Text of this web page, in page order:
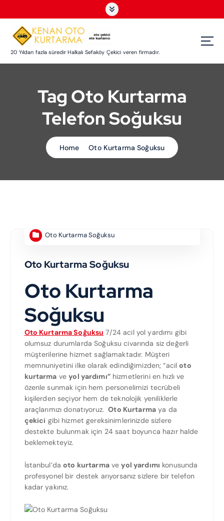
20 Yıldan fazla süredir Halkalı Sefaköy Çekici veren firmadır.
Tag Oto Kurtarma
Telefon Soğuksu
Home Oto Kurtarma Soğuksu
Oto Kurtarma Soğuksu
Oto Kurtarma Soğuksu
Oto Kurtarma
Soğuksu
Oto Kurtarma Soğuksu 7/24 acil yol yardımı gibi
olumsuz durumlarda Soğuksu civarında siz değerli
müşterilerine hizmet sağlamaktadır. Müşteri
memnuniyetini ilke olarak edindiğimizden; “aciloto
kurtarma veyol yardımı”hizmetlerini en hızlı ve
özenle sunmak için hem personelimizi tecrübeli
kişilerden seçiyor hem de teknolojik yeniliklerle
araçlarımızı donatıyoruz.Oto Kurtarma ya da
çekici gibi hizmet gereksinimlerinizde sizlere
destekte bulunmak için 24 saat boyunca hazır halde
beklemekteyiz.
İstanbul’daoto kurtarmaveyol yardımı konusunda
profesyonel bir destek arıyorsanız sizlere bir telefon
kadar yakınız.